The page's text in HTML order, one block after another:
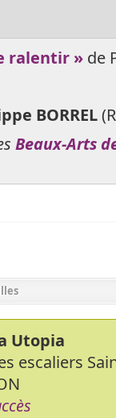
ralentir » de
BORREL
Beaux-Arts
Utopia
escaliers